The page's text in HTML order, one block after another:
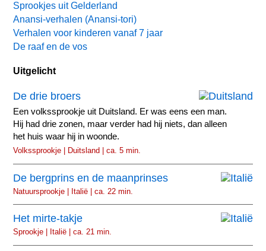
Sprookjes uit Gelderland
Anansi-verhalen (Anansi-tori)
Verhalen voor kinderen vanaf 7 jaar
De raaf en de vos
Uitgelicht
De drie broers
Een volkssprookje uit Duitsland. Er was eens een man.
Hij had drie zonen, maar verder had hij niets, dan alleen
het huis waar hij in woonde.
Volkssprookje | Duitsland | ca. 5 min.
De bergprins en de maanprinses
Natuursprookje | Italië | ca. 22 min.
Het mirte-takje
Sprookje | Italië | ca. 21 min.